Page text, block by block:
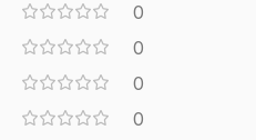
0
0
0
0